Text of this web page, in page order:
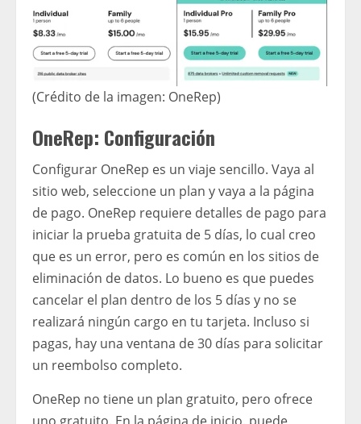
(Crédito de la imagen: OneRep)
OneRep: Configuración
Configurar OneRep es un viaje sencillo. Vaya al
sitio web, seleccione un plan y vaya a la página
de pago. OneRep requiere detalles de pago para
iniciar la prueba gratuita de 5 días, lo cual creo
que es un error, pero es común en los sitios de
eliminación de datos. Lo bueno es que puedes
cancelar el plan dentro de los 5 días y no se
realizará ningún cargo en tu tarjeta. Incluso si
pagas, hay una ventana de 30 días para solicitar
un reembolso completo.
OneRep no tiene un plan gratuito, pero ofrece